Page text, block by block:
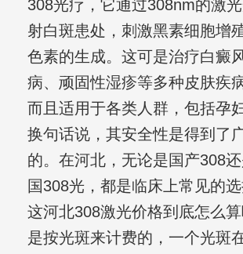
308光疗，它通过308nm的激
射白斑患处，刺激黑素细胞增
色素的生成。这可是治疗白癜
病、顽固性湿疹等多种皮肤疾病
而且适用于各类人群，包括孕
换句话说，其安全性是得到了
的。在河北，无论是国产308
国308光，都是临床上常见的选
这河北308激光价格到底怎么
是按光斑来计费的，一个光斑